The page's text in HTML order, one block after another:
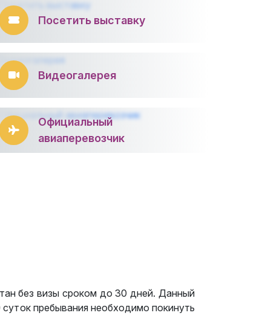
Посетить выставку
Видеогалерея
Официальный
авиаперевозчик
без визы сроком до 30 дней. Данный
пребывания необходимо покинуть